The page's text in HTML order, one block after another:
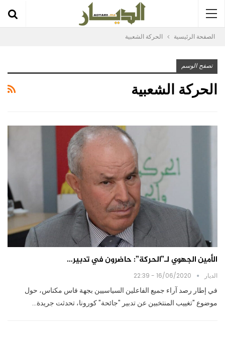
الصفحة الرئيسية الحركة الشعبية
تصفح الوسم
الحركة الشعبية
الأمين الجهوي لـ”الحركة”: حاضرون في تدبير…
الديار 16/06/2020 - 22:39
في إطار رصد آراء جميع الفاعلين السياسيين بجهة فاس مكناس، حول
موضوع "تغييب المنتخبين عن تدبير "جائحة" كورونا، تحدثت جريدة…